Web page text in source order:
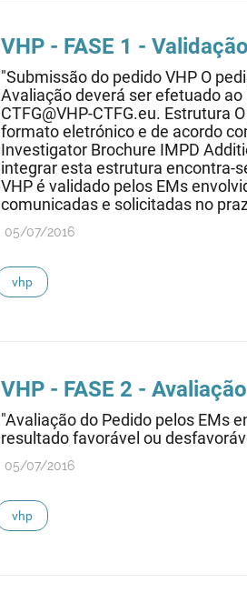
VHP - FASE 1 -
"Submissão do pedido VHP O
Avaliação deverá ser efetuado
CTFG@VHP-CTFG.eu. Estrutura
formato eletrónico e de acordo
Investigator Brochure IMPD
integrar esta estrutura encontra-
VHP é validado pelos EMs
comunicadas e solicitadas no
05/07/2016
vhp
VHP - FASE 2 -
"Avaliação do Pedido pelos EMs
resultado favorável ou
05/07/2016
vhp